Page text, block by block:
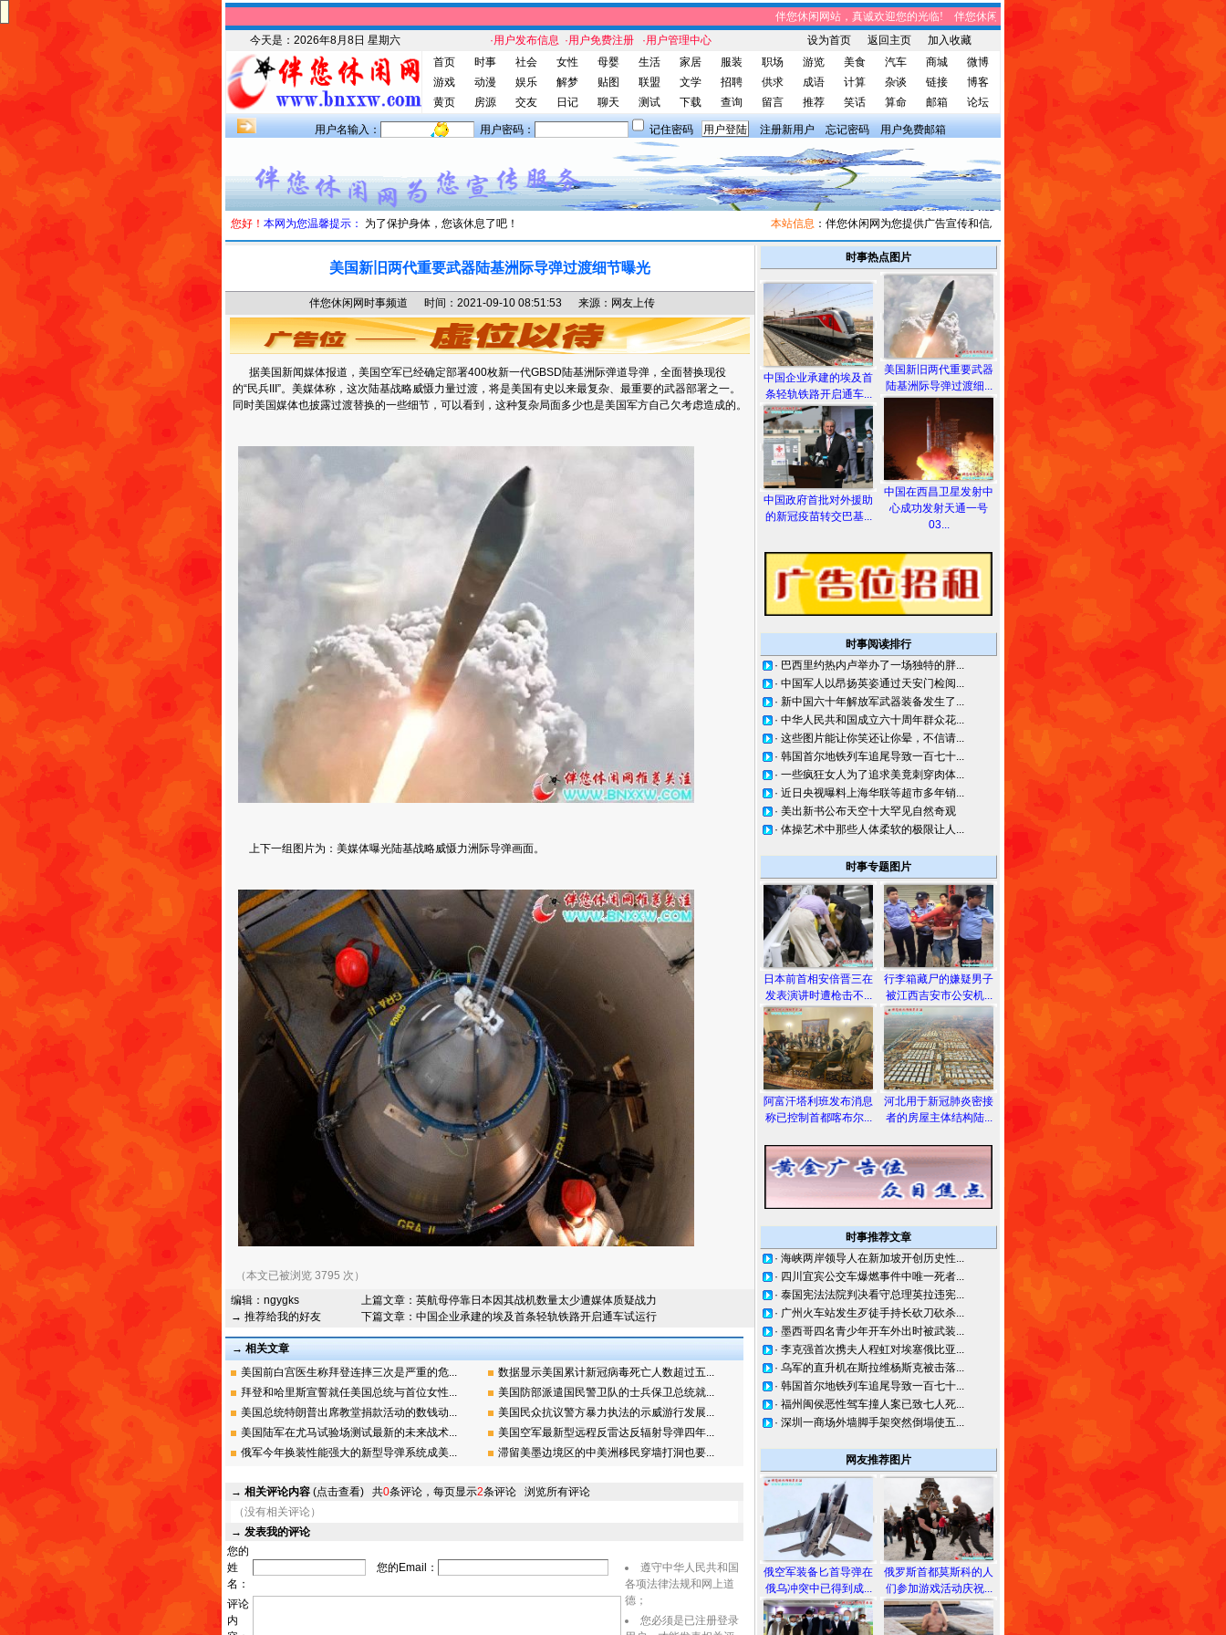
伴您休闲网站，真诚欢迎您的光临! 伴您休闲网站，将免费给您带来趣味时事、笑话集锦、家
今天是： 2026年8月8日 星期六 ·用户发布信息 ·用户免费注册 ·用户管理中心 设为首页 返回主页
加入收藏
首页
时事 社会 女性 母婴 生活 家居 服装 职场 游览 美食 汽车 商城
微博
游戏
动漫 娱乐 解梦 贴图 联盟 文学 招聘 供求 成语 计算 杂谈 链接
博客
黄页
房源 交友 日记 聊天 测试 下载 查询 留言 推荐 笑话 算命 邮箱 论坛
用户名输入： 用户密码： 记住密码 注册新用户 忘记密码 用户免费邮箱
您好！ 本网为您温馨提示： 为了保护身体，您该休息了吧！ 本站信息：伴您休闲网为您提供广告宣传和信息发布，有需求者请与我们联系。
美国新旧两代重要武器陆基洲际导弹过渡细节曝光
伴您休闲网时事频道 时间：2021-09-10 08:51:53 来源：网友上传
据美国新闻媒体报道，美国空军已经确定部署400枚新一代GBSD陆基洲际弹道导弹，全面替换现役
的“民兵III”。美媒体称，这次陆基战略威慑力量过渡，将是美国有史以来最复杂、最重要的武器部署之一。
同时美国媒体也披露过渡替换的一些细节，可以看到，这种复杂局面多少也是美国军方自己欠考虑造成的。
上下一组图片为：美媒体曝光陆基战略威慑力洲际导弹画面。
（本文已被浏览 3795 次）
编辑： ngygks
→ 推荐给我的好友
上篇文章： 英航母停靠日本因其战机数量太少遭媒体质疑战力
下篇文章： 中国企业承建的埃及首条轻轨铁路开启通车试运行
→ 相关文章
美国前白宫医生称拜登连摔三次是严重的危...
数据显示美国累计新冠病毒死亡人数超过五...
拜登和哈里斯宣誓就任美国总统与首位女性...
美国防部派遣国民警卫队的士兵保卫总统就...
美国总统特朗普出席教堂捐款活动的数钱动...
美国民众抗议警方暴力执法的示威游行发展...
美国陆军在尤马试验场测试最新的未来战术...
美国空军最新型远程反雷达反辐射导弹四年...
俄军今年换装性能强大的新型导弹系统成美...
滞留美墨边境区的中美洲移民穿墙打洞也要...
→ 相关评论内容 (点击查看) 共0条评论，每页显示2条评论 浏览所有评论
（没有相关评论）
→ 发表我的评论
您的
姓
名：
您的Email：
评论
内
遵守中华人民共和国
各项法律法规和网上道
德；
您必须是已注册登录
时事热点图片
中国企业承建的埃及首
条轻轨铁路开启通车...
中国政府首批对外援助
的新冠疫苗转交巴基...
美国新旧两代重要武器
陆基洲际导弹过渡细...
中国在西昌卫星发射中
心成功发射天通一号
03...
时事阅读排行
· 巴西里约热内卢举办了一场独特的胖...
· 中国军人以昂扬英姿通过天安门检阅...
· 新中国六十年解放军武器装备发生了...
· 中华人民共和国成立六十周年群众花...
· 这些图片能让你笑还让你晕，不信请...
· 韩国首尔地铁列车追尾导致一百七十...
· 一些疯狂女人为了追求美竟刺穿肉体...
· 近日央视曝料上海华联等超市多年销...
· 美出新书公布天空十大罕见自然奇观
· 体操艺术中那些人体柔软的极限让人...
时事专题图片
日本前首相安倍晋三在
发表演讲时遭枪击不...
阿富汗塔利班发布消息
称已控制首都喀布尔...
行李箱藏尸的嫌疑男子
被江西吉安市公安机...
河北用于新冠肺炎密接
者的房屋主体结构陆...
时事推荐文章
· 海峡两岸领导人在新加坡开创历史性...
· 四川宜宾公交车爆燃事件中唯一死者...
· 泰国宪法法院判决看守总理英拉违宪...
· 广州火车站发生歹徒手持长砍刀砍杀...
· 墨西哥四名青少年开车外出时被武装...
· 李克强首次携夫人程虹对埃塞俄比亚...
· 乌军的直升机在斯拉维杨斯克被击落...
· 韩国首尔地铁列车追尾导致一百七十...
· 福州闽侯恶性驾车撞人案已致七人死...
· 深圳一商场外墙脚手架突然倒塌使五...
网友推荐图片
俄空军装备匕首导弹在
俄乌冲突中已得到成...
俄罗斯首都莫斯科的人
们参加游戏活动庆祝...